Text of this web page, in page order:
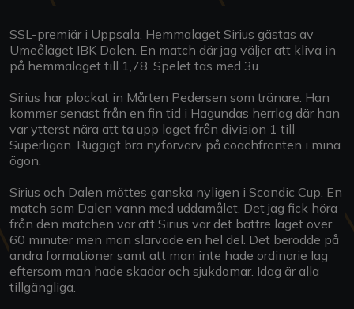
SSL-premiär i Uppsala. Hemmalaget Sirius gästas av
Umeålaget IBK Dalen. En match där jag väljer att kliva in
på hemmalaget till 1,78. Spelet tas med 3u.
Sirius har plockat in Mårten Pedersen som tränare. Han
kommer senast från en fin tid i Hagundas herrlag där han
var ytterst nära att ta upp laget från division 1 till
Superligan. Ruggigt bra nyförvärv på coachfronten i mina
ögon.
Sirius och Dalen möttes ganska nyligen i Scandic Cup. En
match som Dalen vann med uddamålet. Det jag fick höra
från den matchen var att Sirius var det bättre laget över
60 minuter men man slarvade en hel del. Det berodde på
andra formationer samt att man inte hade ordinarie lag
eftersom man hade skador och sjukdomar. Idag är alla
tillgängliga.